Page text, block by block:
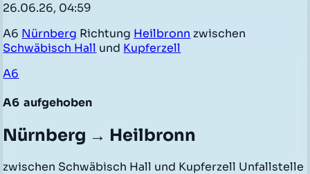
26.06.26, 04:59
A6 Nürnberg Richtung Heilbronn zwischen
Schwäbisch Hall und Kupferzell
A6
A6 aufgehoben
Nürnberg → Heilbronn
zwischen Schwäbisch Hall und Kupferzell Unfallstelle